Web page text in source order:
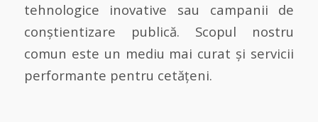
tehnologice inovative sau campanii de
conștientizare publică. Scopul nostru
comun este un mediu mai curat și servicii
performante pentru cetățeni.